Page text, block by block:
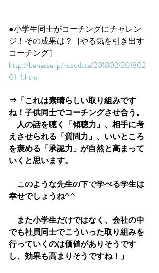
●小学生同士がコーチングにチャレン
ジ！その成果は？［やる気を引き出す
コーチング］
http://benesse.jp/kosodate/201802/201802
01-1.html
⇒「これは素晴らしい取り組みです
ね！子供同士でコーチングさせ合う。
人の話を聴く「傾聴力」、相手に考
えさせられる「質問力」、いいところ
を褒める「承認力」が自然と高まって
いくと思います。
このような先生の下で学べる学生は
幸せでしょうね^ ^
また小学生だけではなく、会社の中
でも社員同士でこういった取り組みを
行っていくのは価値がありそうです
し、効果も高まりそうですね！」